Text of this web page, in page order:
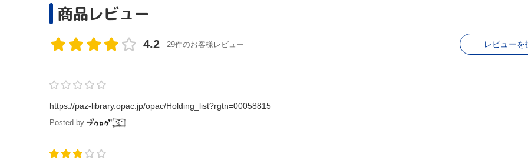
商品レビュー
4.2 29件のお客様レビュー レビューを
https://paz-library.opac.jp/opac/Holding_list?rgtn=00058815
Posted by